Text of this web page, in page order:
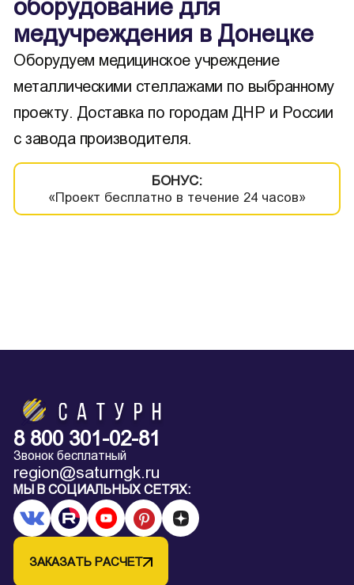
оборудование для
медучреждения в Донецке
Оборудуем медицинское учреждение
металлическими стеллажами по выбранному
проекту. Доставка по городам ДНР и России
с завода производителя.
БОНУС:
«Проект бесплатно в течение 24 часов»
8 800 301-02-81
Звонок бесплатный
region@saturngk.ru
МЫ В СОЦИАЛЬНЫХ СЕТЯХ:
ЗАКАЗАТЬ РАСЧЕТ